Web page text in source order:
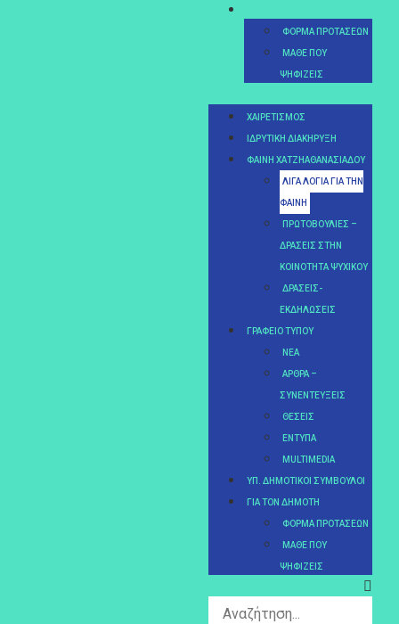
ΦΌΡΜΑ ΠΡΟΤΆΣΕΩΝ
MΆΘΕ ΠΟΥ
ΨΗΦΊΖΕΙΣ
ΧΑΙΡΕΤΙΣΜΌΣ
ΙΔΡΥΤΙΚΉ ΔΙΑΚΉΡΥΞΗ
ΦΑΊΝΗ ΧΑΤΖΗΑΘΑΝΑΣΙΆΔΟΥ
ΛΊΓΑ ΛΌΓΙΑ ΓΙΑ ΤΗΝ
ΦΑΊΝΗ
ΠΡΩΤΟΒΟΥΛΊΕΣ –
ΔΡΆΣΕΙΣ ΣΤΗΝ
ΚΟΙΝΌΤΗΤΑ ΨΥΧΙΚΟΎ
ΔΡΆΣΕΙΣ-
ΕΚΔΗΛΏΣΕΙΣ
ΓΡΑΦΕΊΟ ΤΎΠΟΥ
ΝΈΑ
ΆΡΘΡΑ –
ΣΥΝΕΝΤΕΎΞΕΙΣ
ΘΈΣΕΙΣ
ΈΝΤΥΠΑ
MULTIMEDIA
ΥΠ. ΔΗΜΟΤΙΚΟΊ ΣΎΜΒΟΥΛΟΙ
ΓΙΑ ΤΟΝ ΔΗΜΌΤΗ
ΦΌΡΜΑ ΠΡΟΤΆΣΕΩΝ
MΆΘΕ ΠΟΥ
ΨΗΦΊΖΕΙΣ